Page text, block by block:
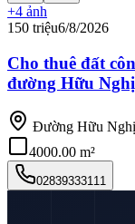
+4 ảnh
150 triệu6/8/2026
Cho thuê đất
đường Hữu
Đường Hữu
4000.00 m²
02839333111